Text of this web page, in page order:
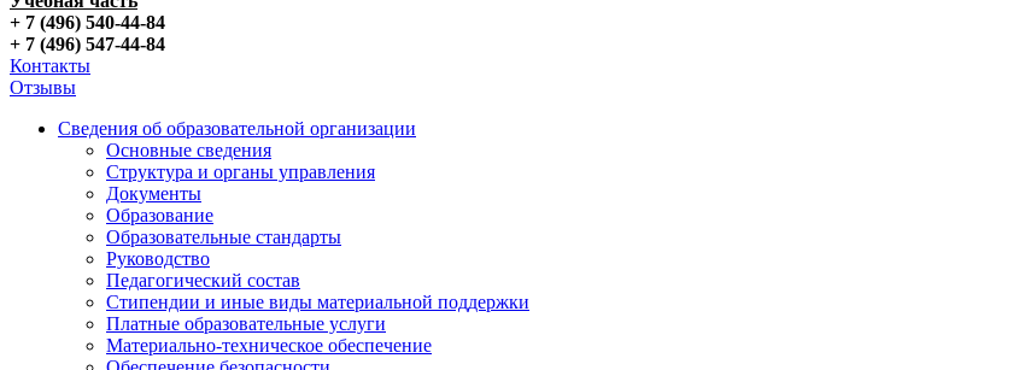
+ 7 (496) 540-44-84
+ 7 (496) 547-44-84
Контакты
Отзывы
Сведения об образовательной организации
Основные сведения
Структура и органы управления
Документы
Образование
Образовательные стандарты
Руководство
Педагогический состав
Стипендии и иные виды материальной поддержки
Платные образовательные услуги
Материально-техническое обеспечение